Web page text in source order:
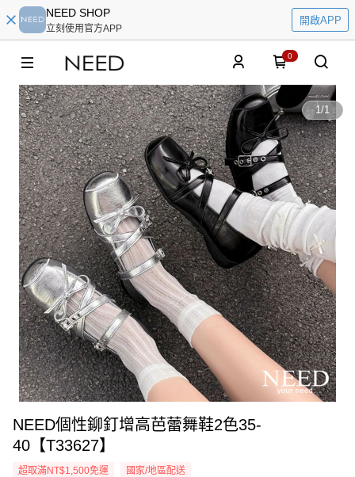
NEED SHOP
立刻使用官方APP
開啟APP
0
1/1
NEED個性鉚釘增高芭蕾舞鞋2色35-
40【T33627】
超取滿NT$1,500免運 國家/地區配送